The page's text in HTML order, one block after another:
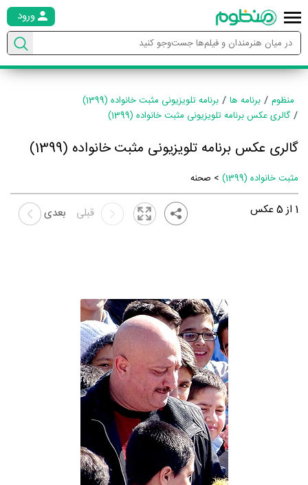
ورود
منظوم برنامه ها
برنامه تلویزیونی مثبت خانواده (1399)
گالری عکس برنامه تلویزیونی مثبت خانواده (1399)
گالری عکس برنامه تلویزیونی مثبت خانواده (1399)
مثبت خانواده (1399) > صحنه
1 از5عکس بعدی قبلی